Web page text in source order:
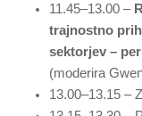
11.45–13.00 –
trajnostno
sektorjev –
(moderira
13.00–13.15 –